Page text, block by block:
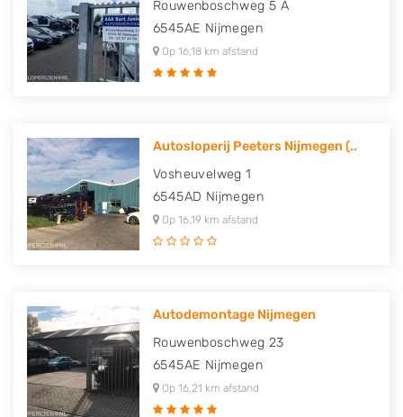
Rouwenboschweg 5 A
6545AE Nijmegen
Op 16,18 km afstand
Autosloperij Peeters Nijmegen (..
Vosheuvelweg 1
6545AD Nijmegen
Op 16,19 km afstand
Autodemontage Nijmegen
Rouwenboschweg 23
6545AE Nijmegen
Op 16,21 km afstand